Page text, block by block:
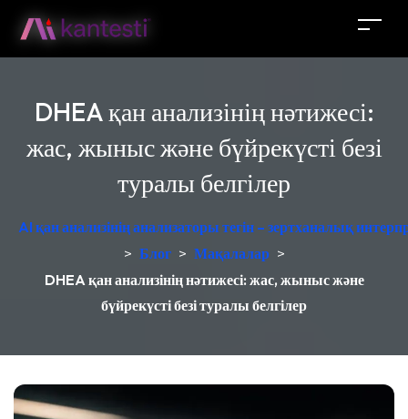
DHEA қан анализінің нәтижесі:
жас, жыныс және бүйрекүсті безі
туралы белгілер
AI қан анализінің анализаторы тегін – зертханалық
> Блог > Мақалалар >
DHEA қан анализінің нәтижесі: жас, жыныс және
бүйрекүсті безі туралы белгілер